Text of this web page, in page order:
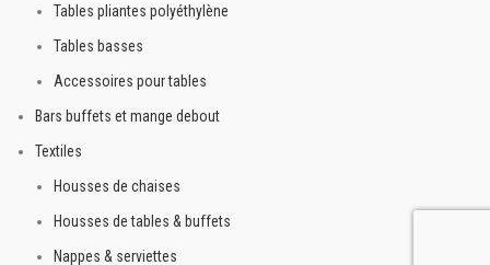
Tables pliantes polyéthylène
Tables basses
Accessoires pour tables
Bars buffets et mange debout
Textiles
Housses de chaises
Housses de tables & buffets
Nappes & serviettes